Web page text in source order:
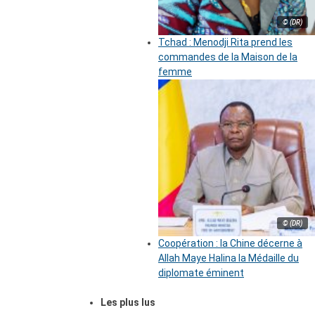
© (DR)
Tchad : Menodji Rita prend les
commandes de la Maison de la
femme
© (DR)
Coopération : la Chine décerne à
Allah Maye Halina la Médaille du
diplomate éminent
Les plus lus